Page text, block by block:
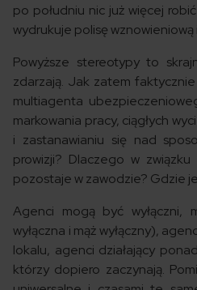
po południu nic już więcej
wydrukuje polisę wznowieniową
Powyższe stereotypy to
zdarzają. Jak zatem
multiagenta
markowania pracy, ciągłych
i zastanawianiu się nad
prowizji? Dlaczego w
pozostaje w zawodzie? Gdzie
Agenci mogą być wyłączni,
wyłączna i mąż wyłączny),
lokalu, agenci działający
którzy dopiero zaczynają.